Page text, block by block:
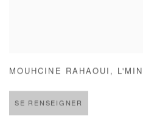
MOUHCINE RAHAOUI ,
SE RENSEIGNER